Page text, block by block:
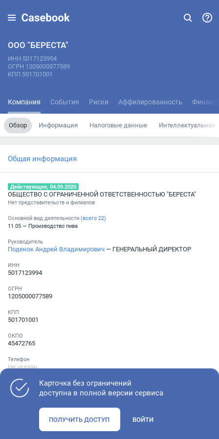
ООО "БЕРЕСТА"
ИНН 5017123994
ОГРН 1205000077589
КПП 501701001
Компания События Риски Аффилированность
Обзор Информация Налоговые данные Интеллектуальная
Общая информация
Действующее, 04.09.2020
ОБЩЕСТВО С ОГРАНИЧЕННОЙ ОТВЕТСТВЕННОСТЬЮ "БЕРЕСТА"
Нет представительств и филиалов
Основной вид деятельности (всего 22)
11.05 — Производство пива
Руководитель
Поденок Андрей Владимирович — ГЕНЕРАЛЬНЫЙ ДИРЕКТОР
ИНН
5017123994
ОГРН
1205000077589
КПП
501701001
ОКПО
45472765
Телефон
Не указан
Проверьте учредительные документы, адрес регистрации и
Карточка без ограничений
доступна в полной версии сервиса
ПОЛУЧИТЬ ДОСТУП ВОЙТИ